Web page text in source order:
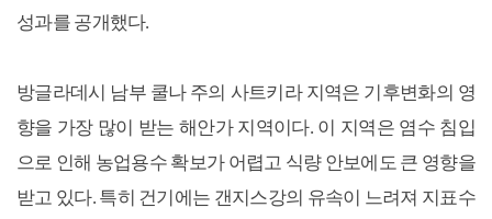
성과를 공개했다.
방글라데시 남부 쿨나 주의 사트키라 지역은 기후변화의 영
향을 가장 많이 받는 해안가 지역이다. 이 지역은 염수 침입
으로 인해 농업용수 확보가 어렵고 식량 안보에도 큰 영향을
받고 있다. 특히 건기에는 갠지스강의 유속이 느려져 지표수